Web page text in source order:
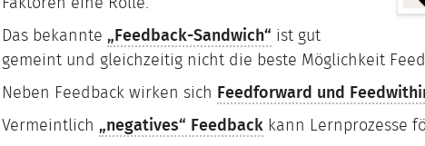
Das bekannte „Feedback-Sandwich“ ist gut
gemeint und gleichzeitig nicht die beste Möglichkeit
Neben Feedback wirken sich Feedforward und
Vermeintlich „negatives“ Feedback kann Lernprozesse